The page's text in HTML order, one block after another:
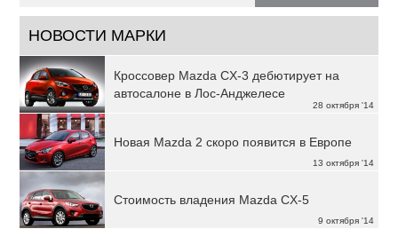
НОВОСТИ МАРКИ
28 октября '14
Кроссовер Mazda CX-3 дебютирует на
автосалоне в Лос-Анджелесе
13 октября '14
Новая Mazda 2 скоро появится в Европе
9 октября '14
Стоимость владения Mazda CX-5